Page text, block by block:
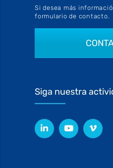
Si desea más
formulario de contacto.
Siga nuestra